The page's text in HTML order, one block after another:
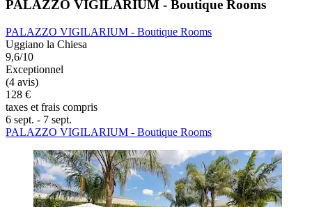
PALAZZO VIGILARIUM - Boutique Rooms
PALAZZO VIGILARIUM - Boutique Rooms
Uggiano la Chiesa
9,6/10
Exceptionnel
(4 avis)
128 €
taxes et frais compris
6 sept. - 7 sept.
PALAZZO VIGILARIUM - Boutique Rooms